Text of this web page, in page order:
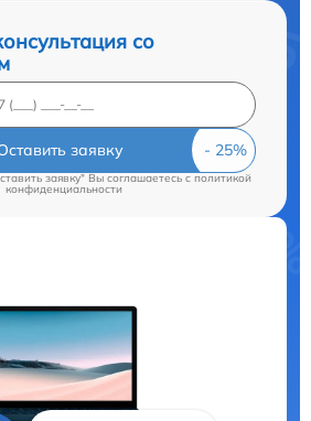
со
заявку
заявку" Вы соглашаетесь cполитикой
конфиденциальности